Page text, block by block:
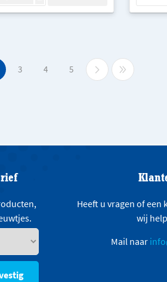
3 4 5
Heeft u vragen of een
wij
Mail naar